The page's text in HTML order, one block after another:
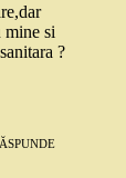
mine si
?